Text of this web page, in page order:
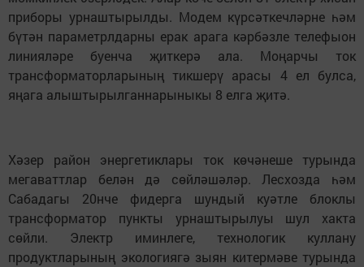
приборы урнаштырылды. Модем күрсәткечләрне һәм
бүтән параметрлдарны ерак арага кәрбәзле телефыон
линияләре буенча җиткерә ала. Моңарчы ток
трансформаторларының тикшерү арасы 4 ел булса,
яңага алыштырылганнарыныкы 8 елга җитә.
Хәзер район энергетиклары ток көчәнеше турында
мегаваттлар белән дә сөйләшәләр. Лесхозда һәм
Сабадагы 20нче фидерга шундый куәтле блоклы
трансформатор пункты урнаштырылуы шул хакта
сөйли. Электр иминлеге, технологик куллану
продуктларының экологиягә зыян китермәве турында